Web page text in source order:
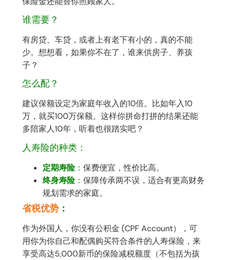
谁需要？
有房贷、车贷，或者上有老下有小的，真的不能
少。想想看，如果你不在了，谁来供房子、养孩
子？
怎么配？
建议保额设定为家庭年收入的10倍。比如年入10
万，就买100万保额。这样你拼命打拼的结果还能
多陪家人10年，听着也很踏实吧？
人寿险的种类：
定期寿险： 保费便宜，性价比高。
终身寿险： 保障传承两不误，适合有更高财务
规划需求的家庭。
省税优势 ：
作为外国人，你没有公积金 (CPF Account），可
用你为你自己和配偶购买符合条件的人寿保险，来
享受高达5,000新币的保险减税额度（不包括为孩